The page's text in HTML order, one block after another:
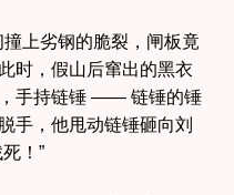
上劣钢的脆裂，闸板竟
时，假山后窜出的黑衣
手持链锤 —— 链锤的锤
手，他甩动链锤砸向刘
！”